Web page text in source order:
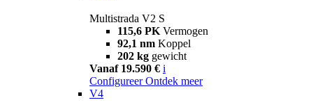
Multistrada V2 S
115,6 PK Vermogen
92,1 nm Koppel
202 kg gewicht
Vanaf 19.590 € i
Configureer Ontdek meer
V4